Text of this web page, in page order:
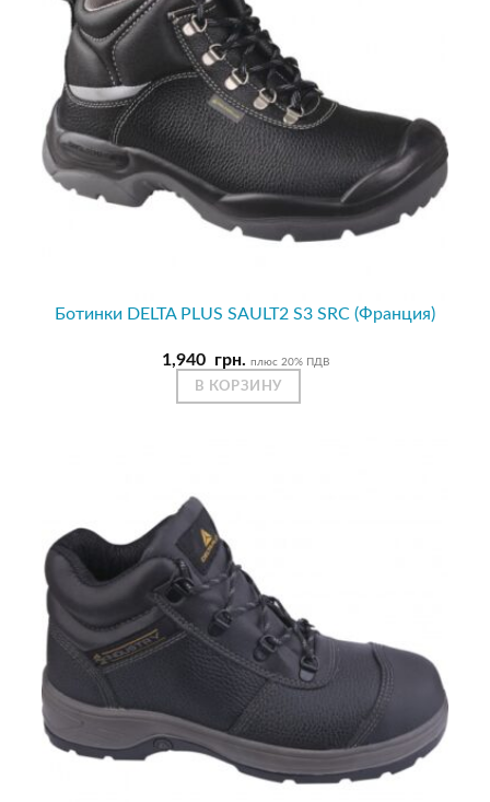
Ботинки DELTA PLUS SAULT2 S3 SRC (Франция)
1,940 грн. плюс 20% ПДВ
В КОРЗИНУ